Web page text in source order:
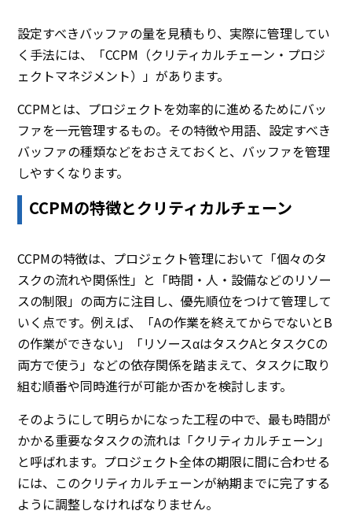
設定すべきバッファの量を見積もり、実際に管理してい
く手法には、「CCPM（クリティカルチェーン・プロジ
ェクトマネジメント）」があります。
CCPMとは、プロジェクトを効率的に進めるためにバッ
ファを一元管理するもの。その特徴や用語、設定すべき
バッファの種類などをおさえておくと、バッファを管理
しやすくなります。
CCPMの特徴とクリティカルチェーン
CCPMの特徴は、プロジェクト管理において「個々のタ
スクの流れや関係性」と「時間・人・設備などのリソー
スの制限」の両方に注目し、優先順位をつけて管理して
いく点です。例えば、「Aの作業を終えてからでないとB
の作業ができない」「リソースαはタスクAとタスクCの
両方で使う」などの依存関係を踏まえて、タスクに取り
組む順番や同時進行が可能か否かを検討します。
そのようにして明らかになった工程の中で、最も時間が
かかる重要なタスクの流れは「クリティカルチェーン」
と呼ばれます。プロジェクト全体の期限に間に合わせる
には、このクリティカルチェーンが納期までに完了する
ように調整しなければなりません。